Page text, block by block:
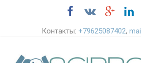
Контакты:+79625087402,